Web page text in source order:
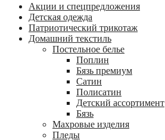
Акции и спецпредложения
Детская одежда
Патриотический трикотаж
Домашний текстиль
Постельное белье
Поплин
Бязь премиум
Сатин
Полисатин
Детский ассортимент
Бязь
Махровые изделия
Пледы